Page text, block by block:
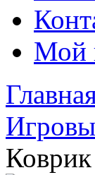
Мой